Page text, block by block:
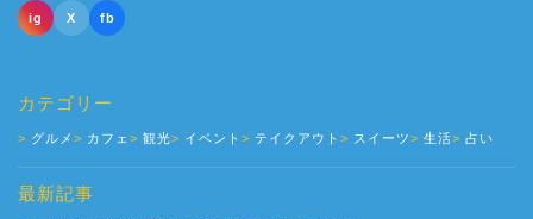
ig X fb
カテゴリー
グルメ カフェ 観光 イベント テイクアウト スイーツ 生活 占い
最新記事